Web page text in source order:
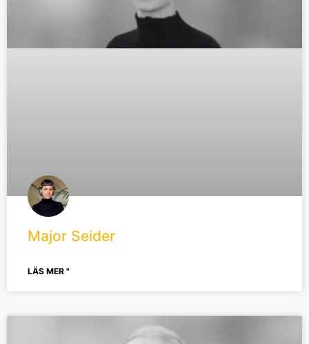
Major Seider
LÄS MER "